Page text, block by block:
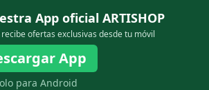
App oficialARTISHOP
ofertas exclusivas desde tu móvil
App
para Android